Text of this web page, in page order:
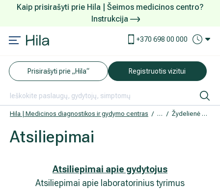
Kaip prisirašyti prie Hila | Šeimos medicinos centro?
Instrukcija
+370 698 00 000
Prisirašyti prie „Hila“ Registruotis vizitui
Hila | Medicinos diagnostikos ir gydymo centras Atsiliepimai
Žydelienė Valda
Atsiliepimai
Atsiliepimai apie gydytojus
Atsiliepimai apie laboratorinius tyrimus
Paslaugos ir kainos
AKCIJOS
Tyrimai
Neurologija
Sveikatos klubo narystė
Kaip užsiregistruoti
Kuo pasirūpinti prieš atvykstant
Apmokėjimas ir paslaugos
Apgyvendinimas ir maitinimas
Pacientams iš užsienio